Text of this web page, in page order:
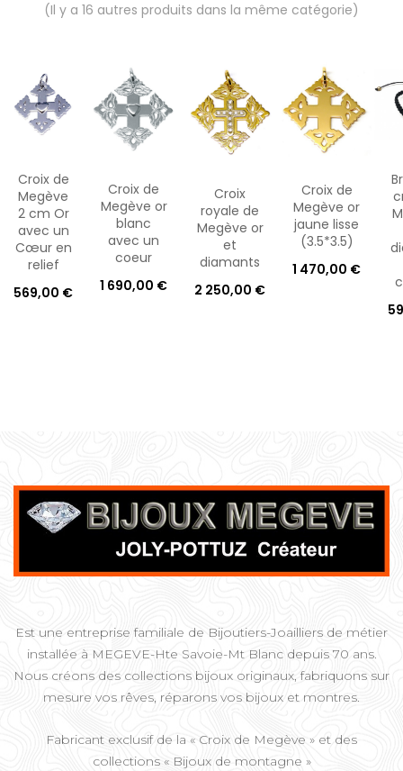
(Il y a 16 autres produits dans la même catégorie)
Croix de
Megève
2 cm Or
avec un
Cœur en
relief
569,00 €
Croix de
Megève or
blanc
avec un
coeur
1 690,00 €
Croix
royale de
Megève or
et
diamants
2 250,00 €
Croix de
Megève or
jaune lisse
(3.5*3.5)
1 470,00 €
Est une entreprise familiale de Bijoutiers-Joailliers de métier
installée à MEGEVE-Hte Savoie-Mt Blanc depuis 70 ans.
Nous créons des collections bijoux originaux, fabriquons sur
mesure vos rêves, réparons vos bijoux et montres.
Fabricant exclusif de la « Croix de Megève » et des
collections « Bijoux de montagne »